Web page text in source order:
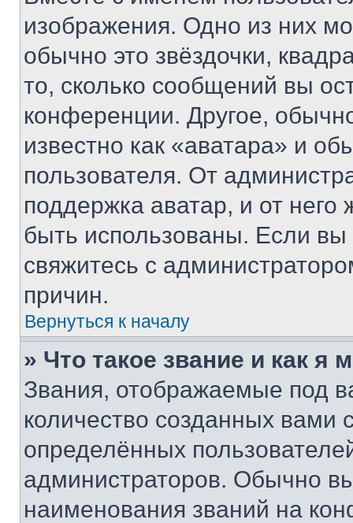
изображения. Одно из них
обычно это звёздочки,
то, сколько сообщений вы
конференции. Другое,
известно как «аватара» и
пользователя. От
поддержка аватар, и от него
быть использованы. Если
свяжитесь с
причин.
Вернуться к началу
» Что такое звание и как я
Звания, отображаемые под
количество созданных
определённых
администраторов. Обычно
наименования званий на